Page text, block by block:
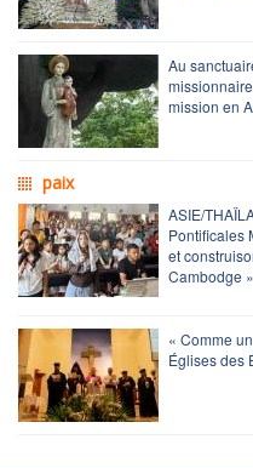
Au
mission en
paix
ASIE/
Pontificales
et
Cambodge »
« Comme
Églises des